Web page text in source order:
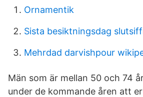
Ornamentik
Sista besiktningsdag
Mehrdad darvishpour
Män som är mellan 50 och 74
under de kommande åren att